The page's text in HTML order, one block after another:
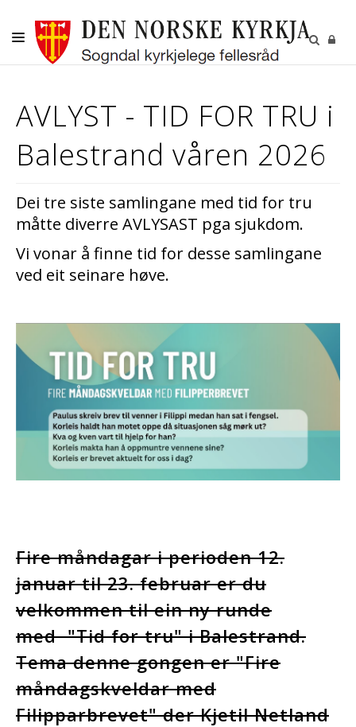
KYRKJELEGE HANDLINGAR
BORN OG UNGE
KULTUR
AVLYST - TID FOR TRU i
Balestrand våren 2026
Dei tre siste samlingane med tid for tru
måtte diverre AVLYSAST pga sjukdom.
Vi vonar å finne tid for desse samlingane
ved eit seinare høve.
Fire måndagar i perioden 12.
januar til 23. februar er du
velkommen til ein ny runde
med "Tid for tru" i Balestrand.
Tema denne gongen er "Fire
måndagskveldar med
Filipparbrevet" der Kjetil Netland